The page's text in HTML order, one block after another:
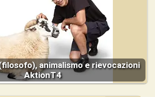
animalismo e rievocazioni
AktionT4